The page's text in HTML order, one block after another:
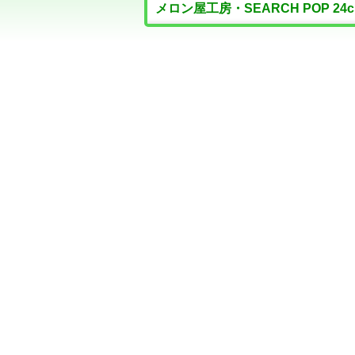
メロン屋工房・SEARCH POP